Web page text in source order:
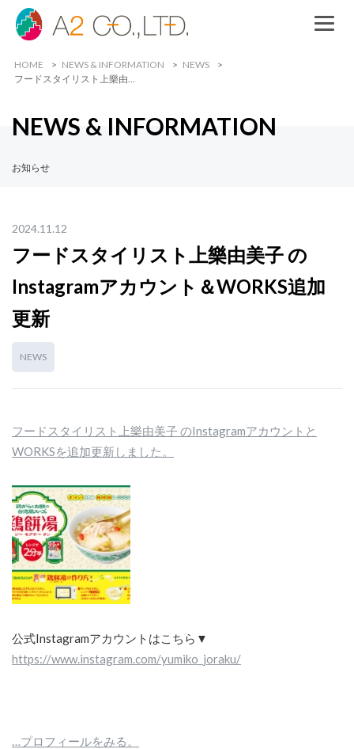
HOME NEWS & INFORMATION
NEWS
フードスタイリスト上樂由…
NEWS & INFORMATION
お知らせ
2024.11.12
フードスタイリスト上樂由美子 の
Instagramアカウント＆WORKS追加
更新
NEWS
フードスタイリスト上樂由美子 のInstagramアカウントと
WORKSを追加更新しました。
公式Instagramアカウントはこちら▼
https://www.instagram.com/yumiko_joraku/
…プロフィールをみる。